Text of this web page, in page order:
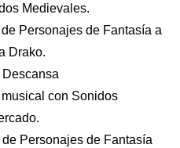
Medievales.
Personajes de Fantasía a
Drako.
con Sonidos
Personajes de Fantasía